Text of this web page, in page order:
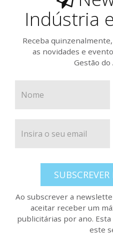
Indústria
Receba
as novidades e
Gestão
Ao subscrever a
aceitar receber um
publicitárias por ano.
este